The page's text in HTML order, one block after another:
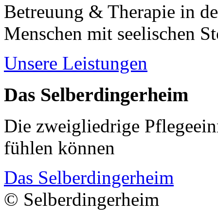
Betreuung & Therapie in
Menschen mit seelischen
Unsere Leistungen
Das Selberdingerheim
Die zweigliedrige
fühlen können
Das Selberdingerheim
© Selberdingerheim